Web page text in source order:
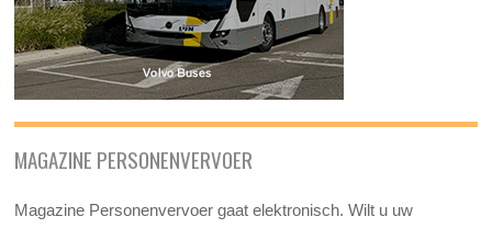
MAGAZINE PERSONENVERVOER
Magazine Personenvervoer gaat elektronisch. Wilt u uw